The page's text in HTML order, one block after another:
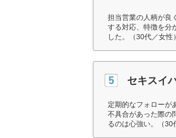
担当営業の人柄が良
する対応、特徴を分
した。（30代／女性）
セキスイ
定期的なフォローが
不具合があった際の
るのは心強い。（30